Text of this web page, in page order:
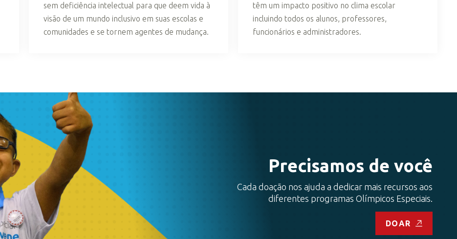
sem deficiência intelectual para que deem vida à
visão de um mundo inclusivo em suas escolas e
comunidades e se tornem agentes de mudança.
têm um impacto positivo no clima escolar
incluindo todos os alunos, professores,
funcionários e administradores.
Precisamos de você
Cada doação nos ajuda a dedicar mais recursos aos
diferentes programas Olímpicos Especiais.
DOAR